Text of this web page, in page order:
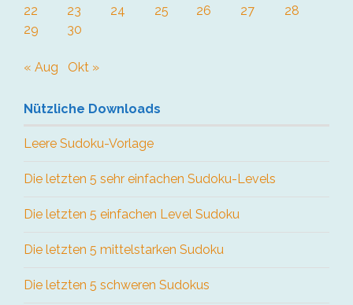
22
23 24 25 26 27
28
29
30
« Aug Okt »
Nützliche Downloads
Leere Sudoku-Vorlage
Die letzten 5 sehr einfachen Sudoku-Levels
Die letzten 5 einfachen Level Sudoku
Die letzten 5 mittelstarken Sudoku
Die letzten 5 schweren Sudokus